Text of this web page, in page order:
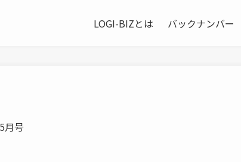
LOGI-BIZとは バックナンバー
月号